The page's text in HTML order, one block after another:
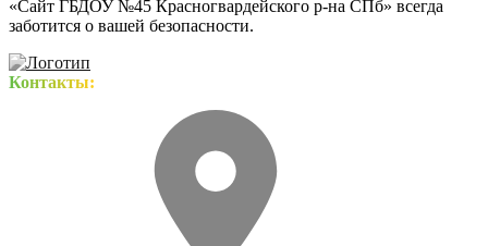
«Сайт ГБДОУ №45 Красногвардейского р-на СПб» всегда
заботится о вашей безопасности.
Контакты: